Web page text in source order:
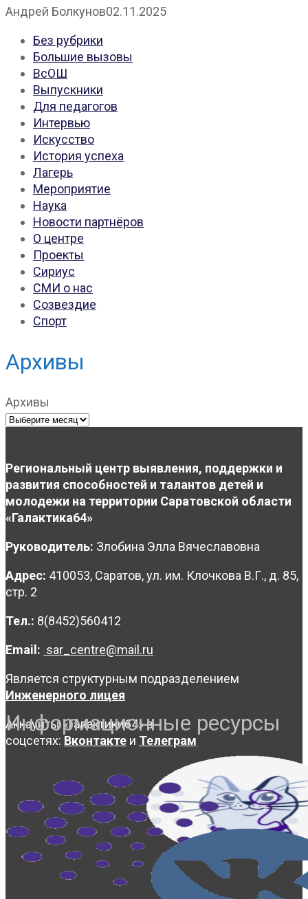
Андрей Болкунов02.11.2025
Без рубрики
Большие вызовы
ВсОШ
Выпускники
Для педагогов
Интервью
Искусство
История успеха
Лагерь
Мероприятие
Наука
Новости партнёров
О центре
Проекты
Сириус
СМИ о нас
Созвездие
Спорт
Архивы
Архивы
Региональный центр выявления, поддержки и
развития способностей и талантов детей и
молодежи на территории Саратовской области
«Галактика64»
Руководитель: Злобина Элла Вячеславовна
Адрес: 410053, Саратов, ул. им. Клочкова В.Г., д. 85,
стр. 2
Тел.: 8(8452)560412
Email: sar_centre@mail.ru
Является структурным подразделением
Инженерного лицея
Аккаунты «Галактики64» в
соцсетях: Вконтакте и Телеграм
Информационные ресурсы